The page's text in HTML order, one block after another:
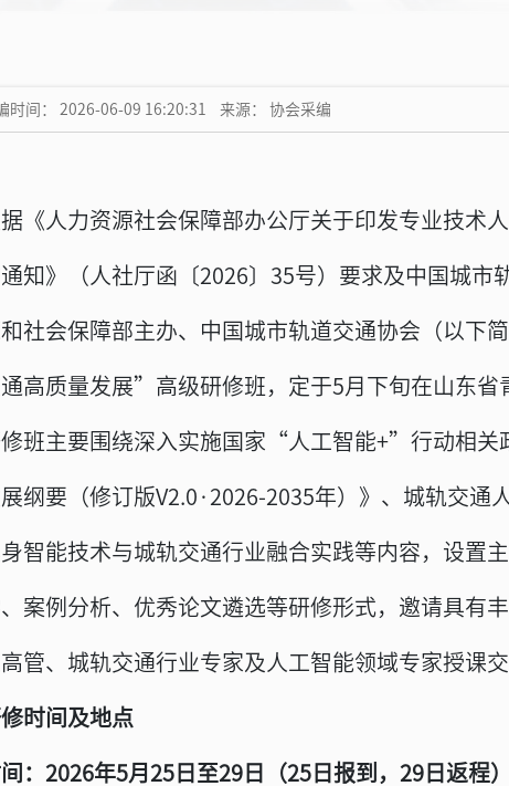
时间： 2026-06-09 16:20:31 来源：协会采编
《人力资源社会保障部办公厅关于印发专业技术
知》（人社厅函〔2026〕35号）要求及中国城市
社会保障部主办、中国城市轨道交通协会（以下
高质量发展”高级研修班，定于5月下旬在山东省
班主要围绕深入实施国家“人工智能+”行动相关
纲要（修订版V2.0·2026-2035年）》、城轨交通
智能技术与城轨交通行业融合实践等内容，设置
案例分析、优秀论文遴选等研修形式，邀请具有
管、城轨交通行业专家及人工智能领域专家授课交
时间及地点
：2026年5月25日至29日（25日报到，29日返程）